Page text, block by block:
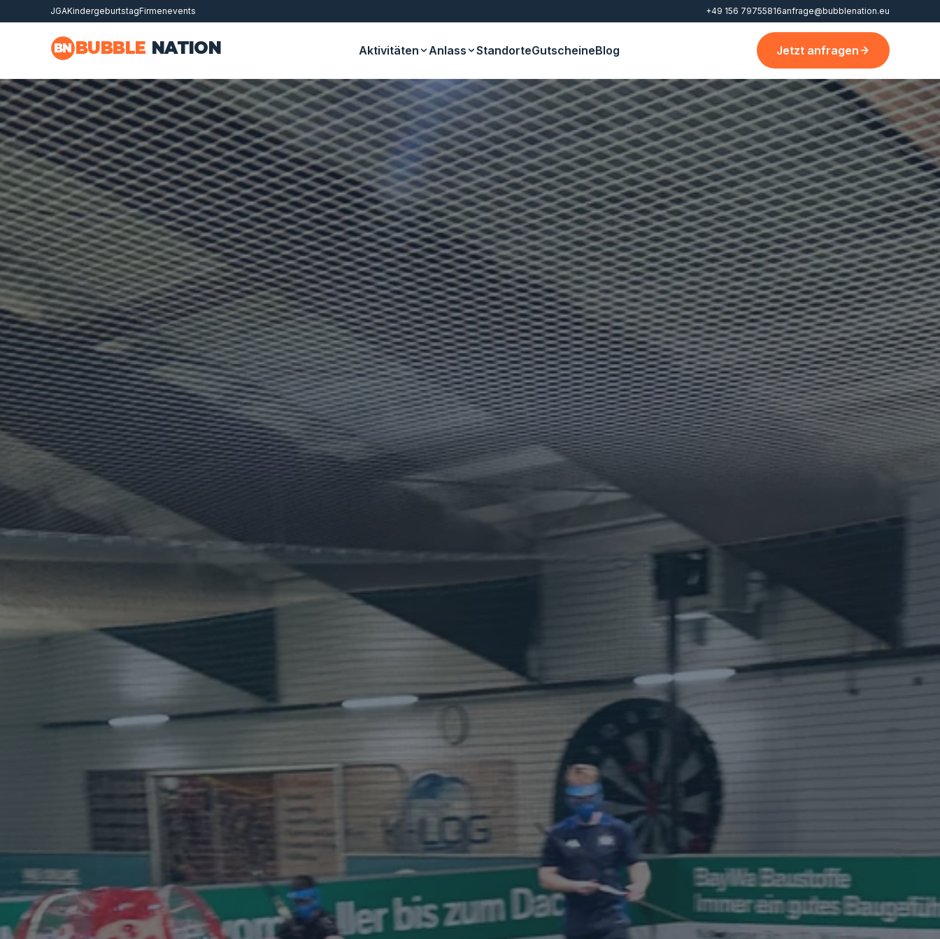
Zum Hauptinhalt springen
JGAKindergeburtstagFirmenevents +49 156 79755816anfrage@bubblenation.eu
BN BUBBLE NATION Aktivitäten Anlass StandorteGutscheineBlog Jetzt anfragen